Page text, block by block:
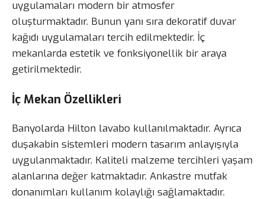
uygulamaları modern bir atmosfer
oluşturmaktadır. Bunun yanı sıra dekoratif duvar
kağıdı uygulamaları tercih edilmektedir. İç
mekanlarda estetik ve fonksiyonellik bir araya
getirilmektedir.
İç Mekan Özellikleri
Banyolarda Hilton lavabo kullanılmaktadır. Ayrıca
duşakabin sistemleri modern tasarım anlayışıyla
uygulanmaktadır. Kaliteli malzeme tercihleri yaşam
alanlarına değer katmaktadır. Ankastre mutfak
donanımları kullanım kolaylığı sağlamaktadır.